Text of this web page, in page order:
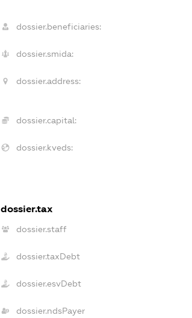
dossier.beneficiaries:
dossier.smida:
dossier.address:
dossier.capital:
dossier.kveds:
dossier.tax
dossier.staff
dossier.taxDebt
dossier.esvDebt
dossier.ndsPayer